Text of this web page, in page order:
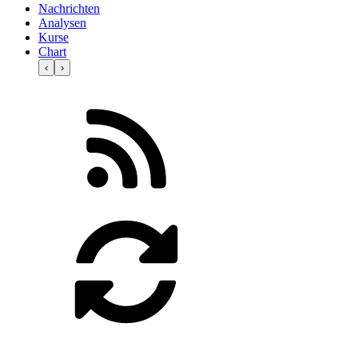
Nachrichten
Analysen
Kurse
Chart
‹ ›